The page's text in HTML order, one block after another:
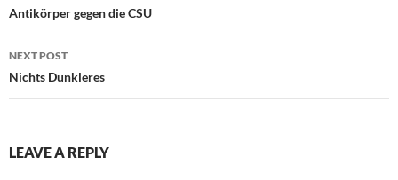
navigation
Antikörper gegen die CSU
NEXT POST
Nichts Dunkleres
LEAVE A REPLY